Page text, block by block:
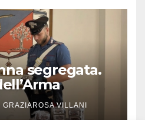
segregata.
GRAZIAROSA VILLANI